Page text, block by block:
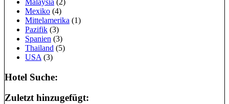
Malaysia (2)
Mexiko (4)
Mittelamerika (1)
Pazifik (3)
Spanien (3)
Thailand (5)
USA (3)
Hotel Suche:
Zuletzt hinzugefügt: